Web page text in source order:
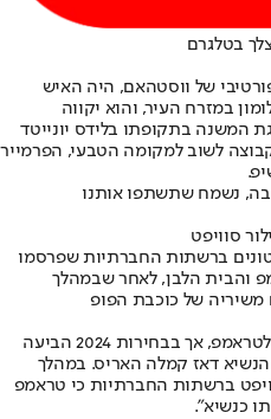
בטלגרם
של ווסטהאם, היה האיש
במזרח העיר, והוא יקווה
המשנה בתקופתו בלידס יונייטד
לשוב למקומה הטבעי, הפרמייר
נשמח שתשתפו אותנו
סוויפט
ברשתות החברתיות שפרסמו
והבית הלבן, לאחר שבמהלך
משיריה של כוכבת הפופ
סוויפט לא התבטאה לאחרונה בנוגע לטראמפ, אך בבחירות 2024 הביעה
דאז קמלה האריס. במהלך
של 2020 כתבה סוויפט ברשתות החברתיות כי טראמפ
כנשיא".